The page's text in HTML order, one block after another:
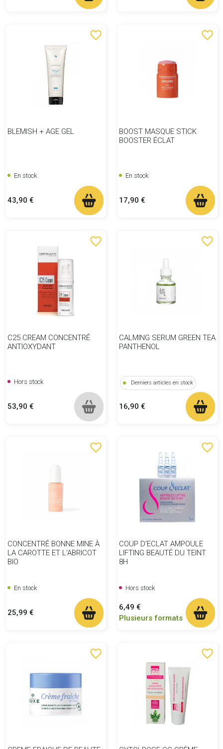
favorite_border
BLEMISH + AGE GEL
En stock
Prix
43,90 €
favorite_border
BOOST MASQUE STICK
BOOSTER ÉCLAT
En stock
Prix
17,90 €
favorite_border
C25 CREAM CONCENTRÉ
ANTIOXYDANT
Hors stock
Prix
53,90 €
favorite_border
CALMING SERUM GREEN TEA
PANTHENOL
Derniers articles en stock
Prix
16,90 €
favorite_border
CONCENTRÉ BONNE MINE À
LA CAROTTE ET L'ABRICOT
BIO
En stock
Prix
25,99 €
favorite_border
COUP D'ECLAT AMPOULE
LIFTING BEAUTÉ DU TEINT
8H
Hors stock
Prix
6,49 €
Plusieurs formats
favorite_border favorite_border